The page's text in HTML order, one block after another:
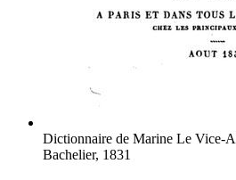
Dictionnaire de Marine Le Vice-
Bachelier, 1831